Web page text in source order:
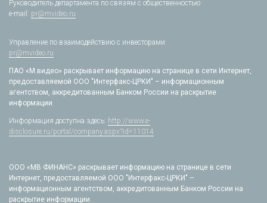
Руководитель департамента по связям с общественностью
e-mail: pr@mvideo.ru
Управление по взаимодействию с инвесторами
pr@mvideo.ru
ПАО «М.видео» раскрывает информацию на странице в сети Интернет,
предоставляемой ООО "Интерфакс-ЦРКИ" – информационным
агентством, аккредитованным Банком России на раскрытие
информации.
Информация доступна здесь: http://www.e-
disclosure.ru/portal/company.aspx?id=11014
ООО «МВ ФИНАНС» раскрывает информацию на странице в сети
Интернет, предоставляемой ООО "Интерфакс-ЦРКИ" –
информационным агентством, аккредитованным Банком России на
раскрытие информации.